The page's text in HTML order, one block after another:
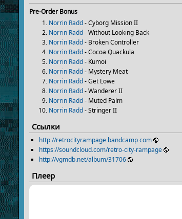
Pre-Order Bonus
Norrin Radd- Cyborg Mission II
Norrin Radd- Without Looking Back
Norrin Radd- Broken Controller
Norrin Radd- Cocoa Quackula
Norrin Radd- Kumoi
Norrin Radd- Mystery Meat
Norrin Radd- Get Lowe
Norrin Radd- Wanderer II
Norrin Radd- Muted Palm
Norrin Radd- Stringer II
Ссылки
http://retrocityrampage.bandcamp.com
https://soundcloud.com/retro-city-rampage
http://vgmdb.net/album/31706
Плеер